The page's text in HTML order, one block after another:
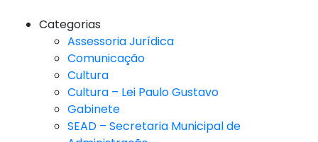
Categorias
Assessoria Jurídica
Comunicação
Cultura
Cultura – Lei Paulo Gustavo
Gabinete
SEAD – Secretaria Municipal de